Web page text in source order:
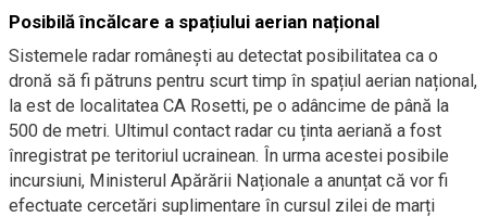
Posibilă încălcare a spațiului aerian național
Sistemele radar românești au detectat posibilitatea ca o
dronă să fi pătruns pentru scurt timp în spațiul aerian național,
la est de localitatea CA Rosetti, pe o adâncime de până la
500 de metri. Ultimul contact radar cu ținta aeriană a fost
înregistrat pe teritoriul ucrainean. În urma acestei posibile
incursiuni, Ministerul Apărării Naționale a anunțat că vor fi
efectuate cercetări suplimentare în cursul zilei de marți